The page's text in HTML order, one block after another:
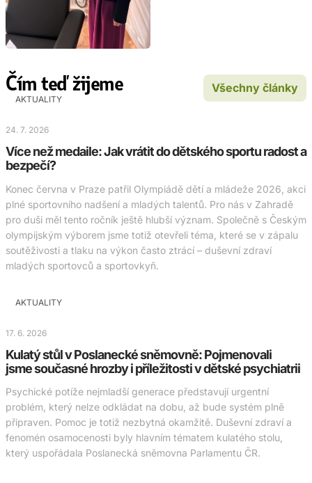
Čím teď žijeme Všechny články
AKTUALITY
24. 7. 2026
Více než medaile: Jak vrátit do dětského sportu radost a
bezpečí?
Konec června v Praze patřil Olympiádě dětí a mládeže 2026, akci
plné sportovního nadšení a mladých talentů. Pro nás v Zahradě
pro duši měl tento ročník ještě hlubší význam. Společně s Českým
olympijským výborem jsme totiž otevřeli téma, které se v zápalu
soutěživosti a tlaku na výkon často ztrácí – duševní zdraví
mladých sportovců a sportovkyň.
AKTUALITY
17. 6. 2026
Kulatý stůl v Poslanecké sněmovně: Pojmenovali
jsme současné hrozby i příležitosti v dětské psychiatrii
Psychické potíže nejmladší generace představují urgentní
problém, který nelze odkládat na dobu, až bude systém plně
připraven. Pomoc je totiž nezbytná okamžitě. Duševní zdraví a
fenomén osamocenosti byly hlavním tématem kulatého stolu,
který uspořádala Poslanecká sněmovna Parlamentu ČR.